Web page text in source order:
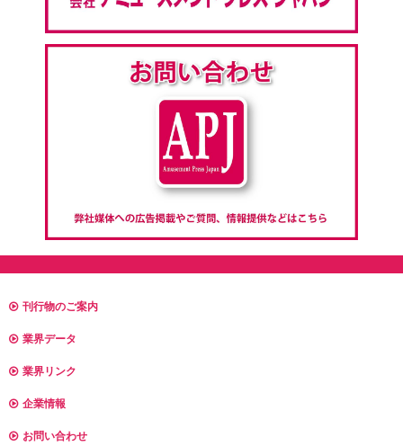
刊行物のご案内
業界データ
業界リンク
企業情報
お問い合わせ